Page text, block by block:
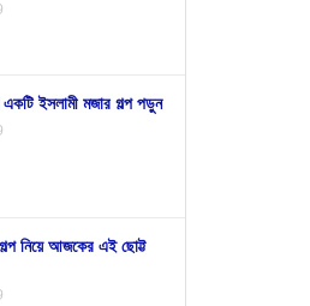
ইসলামী মজার গল্প পড়ুন
নিয়ে আজকের এই ছোট্ট